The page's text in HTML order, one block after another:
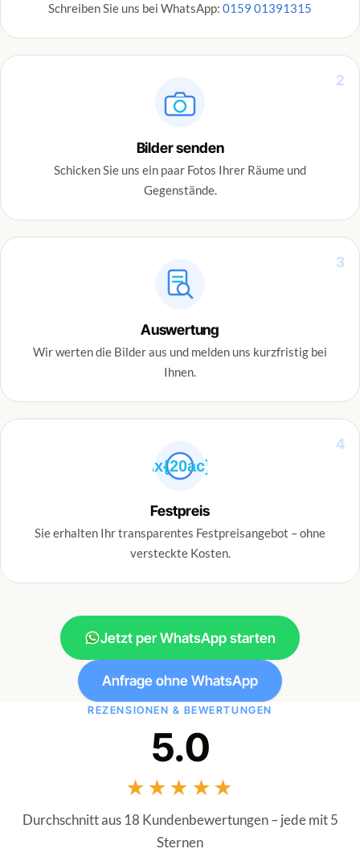
Schreiben Sie uns bei WhatsApp: 0159 01391315
2
Bilder senden
Schicken Sie uns ein paar Fotos Ihrer Räume und
Gegenstände.
3
Auswertung
Wir werten die Bilder aus und melden uns kurzfristig bei
Ihnen.
4
\x{20ac}
Festpreis
Sie erhalten Ihr transparentes Festpreisangebot – ohne
versteckte Kosten.
Jetzt per WhatsApp starten
Anfrage ohne WhatsApp
REZENSIONEN & BEWERTUNGEN
5.0
★★★★★
Durchschnitt aus 18 Kundenbewertungen – jede mit 5
Sternen